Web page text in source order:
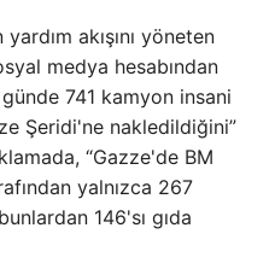
akışını yöneten
medya hesabından
günde 741 kamyon insani
Şeridi'ne nakledildiğini”
“Gazze'de BM
yalnızca 267
146'sı gıda